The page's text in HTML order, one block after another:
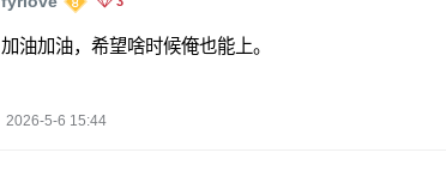
加油加油，希望啥时候俺也能上。
2026-5-6 15:44